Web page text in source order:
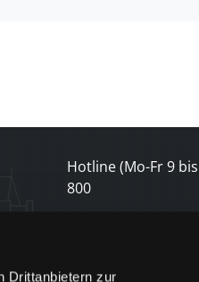
Drittanbietern zur
Hotline (Mo-Fr 9
800